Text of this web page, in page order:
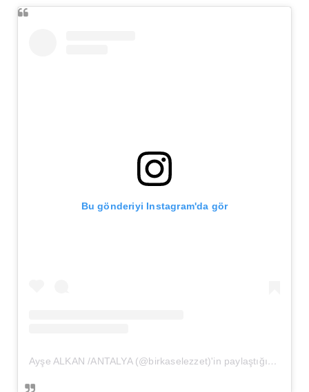
Bu gönderiyi Instagram'da gör
Ayşe ALKAN /ANTALYA (@birkaselezzet)'in paylaştığı bir gönderi